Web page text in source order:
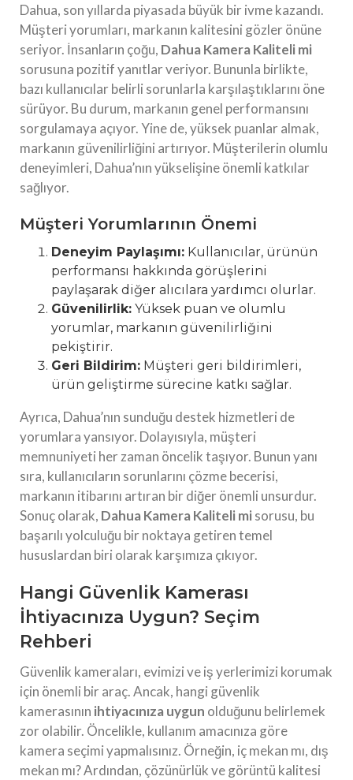
Dahua, son yıllarda piyasada büyük bir ivme kazandı.
Müşteri yorumları, markanın kalitesini gözler önüne
seriyor. İnsanların çoğu, Dahua Kamera Kaliteli mi
sorusuna pozitif yanıtlar veriyor. Bununla birlikte,
bazı kullanıcılar belirli sorunlarla karşılaştıklarını öne
sürüyor. Bu durum, markanın genel performansını
sorgulamaya açıyor. Yine de, yüksek puanlar almak,
markanın güvenilirliğini artırıyor. Müşterilerin olumlu
deneyimleri, Dahua’nın yükselişine önemli katkılar
sağlıyor.
Müşteri Yorumlarının Önemi
Deneyim Paylaşımı: Kullanıcılar, ürünün
performansı hakkında görüşlerini
paylaşarak diğer alıcılara yardımcı olurlar.
Güvenilirlik: Yüksek puan ve olumlu
yorumlar, markanın güvenilirliğini
pekiştirir.
Geri Bildirim: Müşteri geri bildirimleri,
ürün geliştirme sürecine katkı sağlar.
Ayrıca, Dahua’nın sunduğu destek hizmetleri de
yorumlara yansıyor. Dolayısıyla, müşteri
memnuniyeti her zaman öncelik taşıyor. Bunun yanı
sıra, kullanıcıların sorunlarını çözme becerisi,
markanın itibarını artıran bir diğer önemli unsurdur.
Sonuç olarak, Dahua Kamera Kaliteli misorusu, bu
başarılı yolculuğu bir noktaya getiren temel
hususlardan biri olarak karşımıza çıkıyor.
Hangi Güvenlik Kamerası
İhtiyacınıza Uygun? Seçim
Rehberi
Güvenlik kameraları, evimizi ve iş yerlerimizi korumak
için önemli bir araç. Ancak, hangi güvenlik
kamerasının ihtiyacınıza uygun olduğunu belirlemek
zor olabilir. Öncelikle, kullanım amacınıza göre
kamera seçimi yapmalısınız. Örneğin, iç mekan mı, dış
mekan mı? Ardından, çözünürlük ve görüntü kalitesi